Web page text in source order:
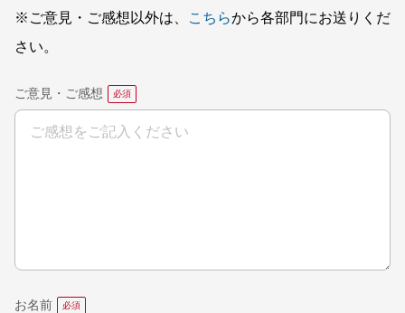
※ご意見・ご感想以外は、
こちらから各部門にお送りくだ
さい。
ご意見・ご感想
お名前